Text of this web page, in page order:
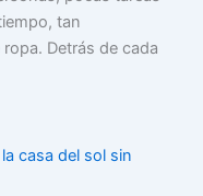
tan
Detrás de cada
casa del sol sin